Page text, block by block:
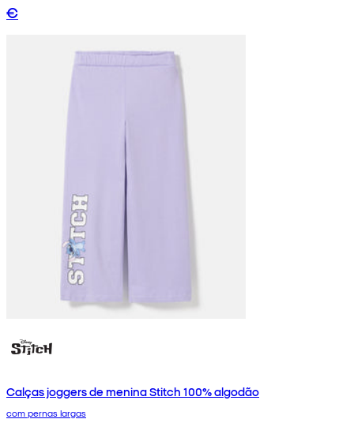
€
Calças joggers de menina Stitch 100% algodão
com pernas largas